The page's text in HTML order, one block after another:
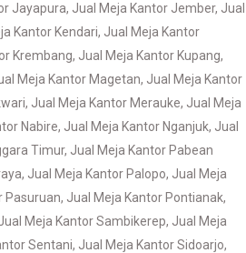
Jayapura, Jual Meja Kantor Jember, Jual
Kantor Kendari, Jual Meja Kantor
Krembang, Jual Meja Kantor Kupang,
Meja Kantor Magetan, Jual Meja Kantor
, Jual Meja Kantor Merauke, Jual Meja
Nabire, Jual Meja Kantor Nganjuk, Jual
Timur, Jual Meja Kantor Pabean
, Jual Meja Kantor Palopo, Jual Meja
Pasuruan, Jual Meja Kantor Pontianak,
Meja Kantor Sambikerep, Jual Meja
Sentani, Jual Meja Kantor Sidoarjo,